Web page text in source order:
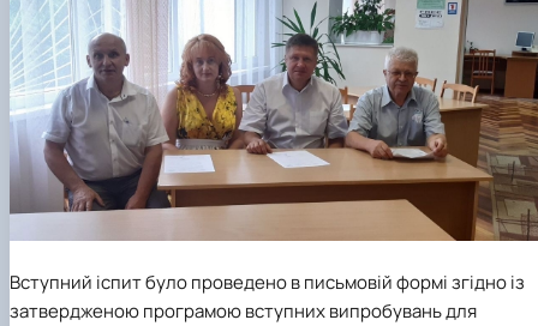
Вступний іспит було проведено в письмовій формі згідно із
затвердженою програмою вступних випробувань для